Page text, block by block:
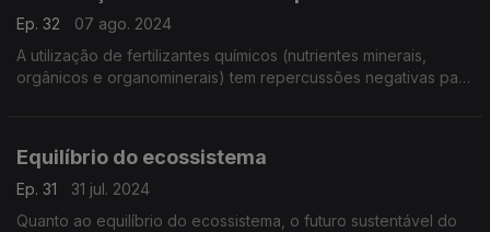
Ep. 32
07 ago. 2024
A utilização de fertilizantes químicos (nutrientes minerais,
orgânicos e organominerais) tem repercussões negativas para
Equilíbrio do ecossistema
Ep. 31
31 jul. 2024
Quanto ao equilíbrio do ecossistema, o futuro sustentável do